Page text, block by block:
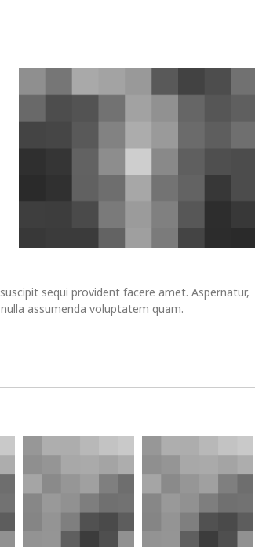
sequi provident facere amet. Aspernatur,
assumenda voluptatem quam.